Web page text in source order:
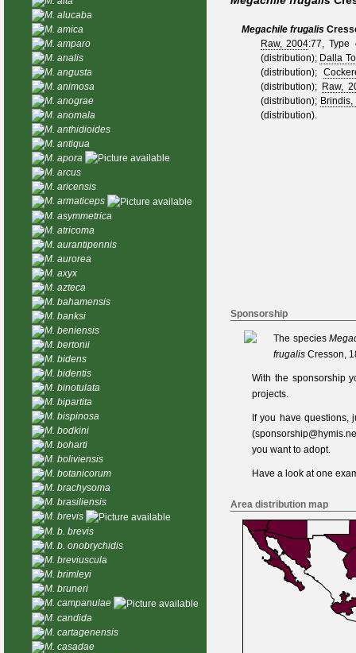
Megachile frugalis
Raw, 2004:77, Type
(distribution); Dalla
(distribution);
(distribution); Raw,
(distribution);
(distribution).
Sponsorship
The species
frugalis Cresson,
With the sponsorship
projects.
If you have
(
you want to adopt.
Have a look at one
Area distribution map
M. alucaba
M. amica
M. amparo
M. analis
M. angusta
M. animosa
M. anograe
M. anomala
M. anthidioides
M. antiqua
M. apora
M. arcus
M. aricensis
M. armaticeps
M. asymmetrica
M. atricoma
M. aurantipennis
M. aurorea
M. axyx
M. azteca
M. bahamensis
M. banksi
M. beniensis
M. bertonii
M. bidens
M. bidentis
M. binotulata
M. bipartita
M. bispinosa
M. bodkini
M. boharti
M. boliviensis
M. botanicorum
M. brachysoma
M. brasiliensis
M. brevis
M. b. brevis
M. b. onobrychidis
M. breviuscula
M. brimleyi
M. bruneri
M. campanulae
M. candida
M. cartagenensis
M. casadae